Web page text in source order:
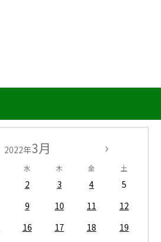
2022年3月
水 木 金 土
2 3 4
5
9 10 11
12
16 17 18
19